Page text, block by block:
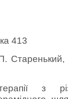
413
з